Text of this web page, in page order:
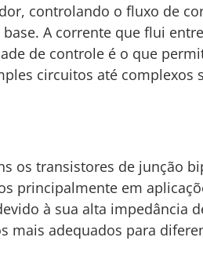
controlando o fluxo de
A corrente que flui
de controle é o que
circuitos até complexos
os transistores de junção
principalmente em
à sua alta impedância
mais adequados para